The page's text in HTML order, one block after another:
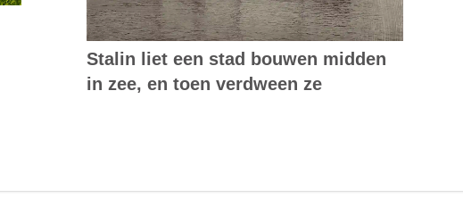
Stalin liet een stad bouwen midden
in zee, en toen verdween ze